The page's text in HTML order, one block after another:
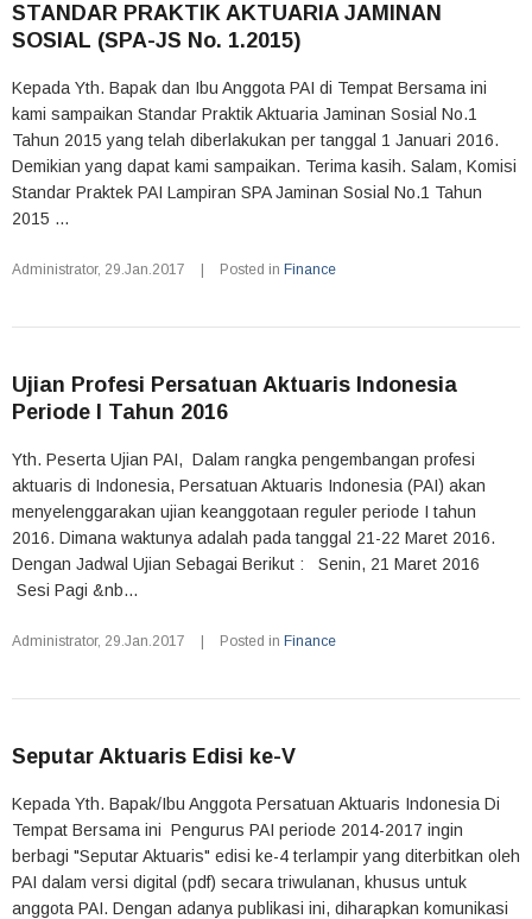
STANDAR PRAKTIK AKTUARIA JAMINAN
SOSIAL (SPA-JS No. 1.2015)
Kepada Yth. Bapak dan Ibu Anggota PAI di Tempat Bersama ini
kami sampaikan Standar Praktik Aktuaria Jaminan Sosial No.1
Tahun 2015 yang telah diberlakukan per tanggal 1 Januari 2016.
Demikian yang dapat kami sampaikan. Terima kasih. Salam, Komisi
Standar Praktek PAI Lampiran SPA Jaminan Sosial No.1 Tahun
2015 ...
Administrator, 29.Jan.2017 Posted in Finance
Ujian Profesi Persatuan Aktuaris Indonesia
Periode I Tahun 2016
Yth. Peserta Ujian PAI, Dalam rangka pengembangan profesi
aktuaris di Indonesia, Persatuan Aktuaris Indonesia (PAI) akan
menyelenggarakan ujian keanggotaan reguler periode I tahun
2016. Dimana waktunya adalah pada tanggal 21-22 Maret 2016.
Dengan Jadwal Ujian Sebagai Berikut : Senin, 21 Maret 2016
Sesi Pagi &nb...
Administrator, 29.Jan.2017 Posted in Finance
Seputar Aktuaris Edisi ke-V
Kepada Yth. Bapak/Ibu Anggota Persatuan Aktuaris Indonesia Di
Tempat Bersama ini Pengurus PAI periode 2014-2017 ingin
berbagi "Seputar Aktuaris" edisi ke-4 terlampir yang diterbitkan oleh
PAI dalam versi digital (pdf) secara triwulanan, khusus untuk
anggota PAI. Dengan adanya publikasi ini, diharapkan komunikasi